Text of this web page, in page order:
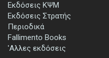
Εκδόσεις ΚΨΜ
Εκδόσεις Στρατής
Περιοδικά
Fallimento Books
'Αλλες εκδόσεις